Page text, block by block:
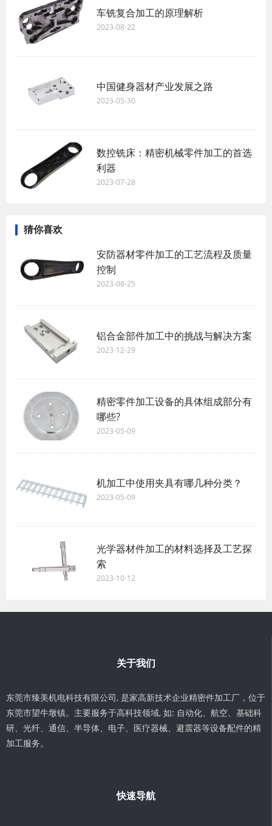
车铣复合加工的原理解析
2023-08-22
中国健身器材产业发展之路
2023-05-30
数控铣床：精密机械零件加工的首选
利器
2023-07-28
猜你喜欢
安防器材零件加工的工艺流程及质量
控制
2023-08-25
铝合金部件加工中的挑战与解决方案
2023-12-29
精密零件加工设备的具体组成部分有
哪些?
2023-05-09
机加工中使用夹具有哪几种分类？
2023-05-09
光学器材件加工的材料选择及工艺探
索
2023-10-12
关于我们
东莞市臻美机电科技有限公司, 是家高新技术企业精密件加工厂，位于
东莞市望牛墩镇。主要服务于高科技领域, 如: 自动化、航空、基础科
研、光纤、通信、半导体、电子、医疗器械、避震器等设备配件的精
加工服务。
快速导航